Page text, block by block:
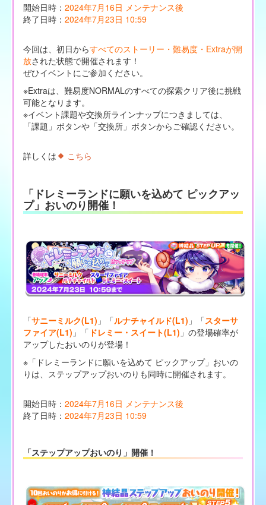
開始日時： 2024年7月16日 メンテナンス後
終了日時： 2024年7月23日 10:59
今回は、初日からすべてのストーリー・難易度・Extraが開
放された状態で開催されます！
ぜひイベントにご参加ください。
※Extraは、難易度NORMALのすべての探索クリア後に挑戦
可能となります。
※イベント課題や交換所ラインナップにつきましては、
「課題」ボタンや「交換所」ボタンからご確認ください。
詳しくは こちら
「ドレミーランドに願いを込めて ピックアッ
プ」おいのり開催！
「サニーミルク(L1) 」「ルナチャイルド(L1) 」「スターサ
ファイア(L1) 」「 ドレミー・スイート(L1) 」の登場確率が
アップしたおいのりが登場！
※「ドレミーランドに願いを込めて ピックアップ」おいの
りは、ステップアップおいのりも同時に開催されます。
開始日時： 2024年7月16日 メンテナンス後
終了日時： 2024年7月23日 10:59
「ステップアップおいのり」開催！